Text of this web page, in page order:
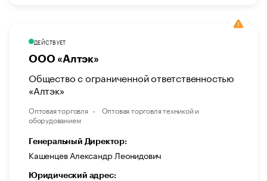
ДЕЙСТВУЕТ
ООО «Алтэк»
Общество с ограниченной ответственностью
«Алтэк»
Оптовая торговля
Оптовая торговля техникой и
оборудованием
Генеральный Директор:
Кашенцев Александр Леонидович
Юридический адрес: